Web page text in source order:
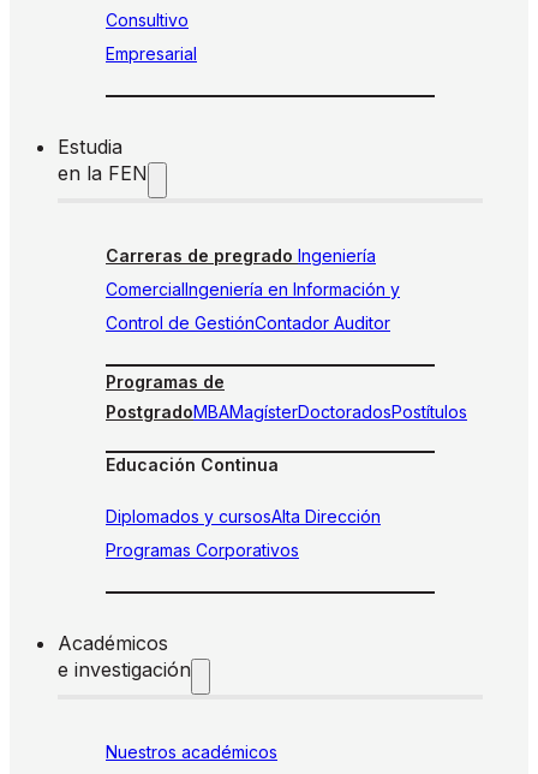
Consultivo
Empresarial
Estudia
en la FEN
Carreras de pregrado Ingeniería
ComercialIngeniería en Información y
Control de GestiónContador Auditor
Programas de
PostgradoMBAMagísterDoctoradosPostítulos
Educación Continua
Diplomados y cursosAlta Dirección
Programas Corporativos
Académicos
e investigación
Nuestros académicos